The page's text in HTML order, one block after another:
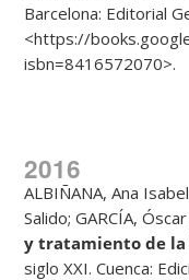
Barcelona: Editorial
<https://
isbn=8416572070>.
2016
ALBIÑANA, Ana
Salido; GARCÍA,
y tratamiento de
siglo XXI. Cuenca: